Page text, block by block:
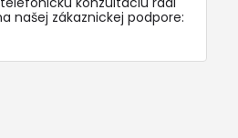
našej zákaznickej podpore: